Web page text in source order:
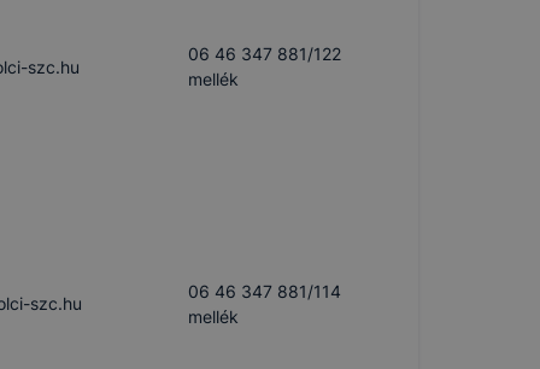
szc.hu
06 46 347 881/122
mellék
szc.hu
06 46 347 881/114
mellék